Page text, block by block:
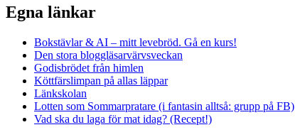
Egna länkar
Bokstävlar & AI – mitt levebröd. Gå en kurs!
Den stora bloggläsarvärvsveckan
Godisbrödet från himlen
Köttfärslimpan på allas läppar
Länkskolan
Lotten som Sommarpratare (i fantasin alltså: grupp på FB)
Vad ska du laga för mat idag? (Recept!)